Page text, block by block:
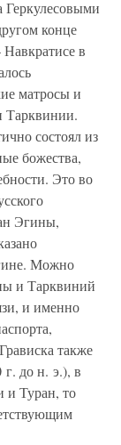
Геркулесовыми
конце
в
матросы и
Тарквинии.
состоял из
божества,
Это во
Эгины,
Можно
и Тарквиний
и именно
также
до н. э.), в
и Туран, то